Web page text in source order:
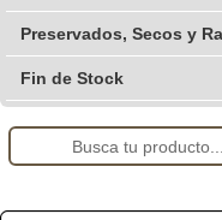
Preservados, Secos y
Fin de Stock